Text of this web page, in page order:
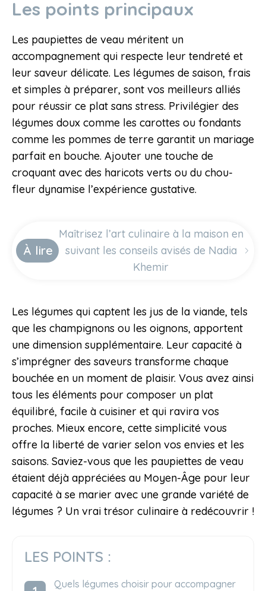
Les points principaux
Les paupiettes de veau méritent un
accompagnement qui respecte leur tendreté et
leur saveur délicate. Les légumes de saison, frais
et simples à préparer, sont vos meilleurs alliés
pour réussir ce plat sans stress. Privilégier des
légumes doux comme les carottes ou fondants
comme les pommes de terre garantit un mariage
parfait en bouche. Ajouter une touche de
croquant avec des haricots verts ou du chou-
fleur dynamise l’expérience gustative.
À lire
Maîtrisez l’art culinaire à la maison en
suivant les conseils avisés de Nadia
Khemir
Les légumes qui captent les jus de la viande, tels
que les champignons ou les oignons, apportent
une dimension supplémentaire. Leur capacité à
s’imprégner des saveurs transforme chaque
bouchée en un moment de plaisir. Vous avez ainsi
tous les éléments pour composer un plat
équilibré, facile à cuisiner et qui ravira vos
proches. Mieux encore, cette simplicité vous
offre la liberté de varier selon vos envies et les
saisons. Saviez-vous que les paupiettes de veau
étaient déjà appréciées au Moyen-Âge pour leur
capacité à se marier avec une grande variété de
légumes ? Un vrai trésor culinaire à redécouvrir !
LES POINTS :
Quels légumes choisir pour accompagner